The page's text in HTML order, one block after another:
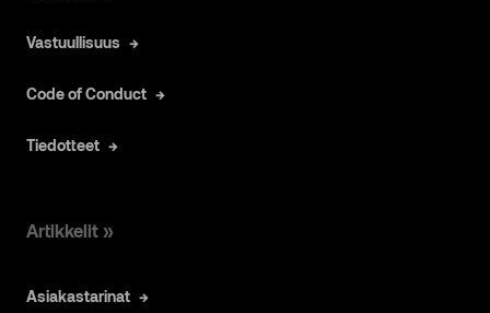
Vastuullisuus
Code of Conduct
Tiedotteet
Artikkelit »
Asiakastarinat